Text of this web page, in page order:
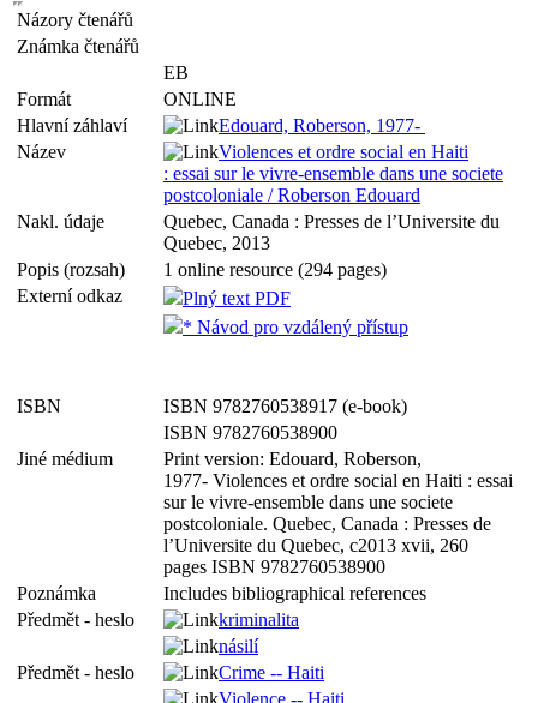
Názory čtenářů
Známka čtenářů
EB
Formát
ONLINE
Hlavní záhlaví
Edouard, Roberson, 1977-
Název
Violences et ordre social en Haiti
: essai sur le vivre-ensemble dans une societe
postcoloniale / Roberson Edouard
Nakl. údaje
Quebec, Canada : Presses de l’Universite du
Quebec, 2013
Popis (rozsah)
1 online resource (294 pages)
Externí odkaz
Plný text PDF
* Návod pro vzdálený přístup
ISBN
ISBN 9782760538917 (e-book)
ISBN 9782760538900
Jiné médium
Print version: Edouard, Roberson,
1977- Violences et ordre social en Haiti : essai
sur le vivre-ensemble dans une societe
postcoloniale. Quebec, Canada : Presses de
l’Universite du Quebec, c2013 xvii, 260
pages ISBN 9782760538900
Poznámka
Includes bibliographical references
Předmět - heslo
kriminalita
násilí
Předmět - heslo
Crime -- Haiti
Violence -- Haiti